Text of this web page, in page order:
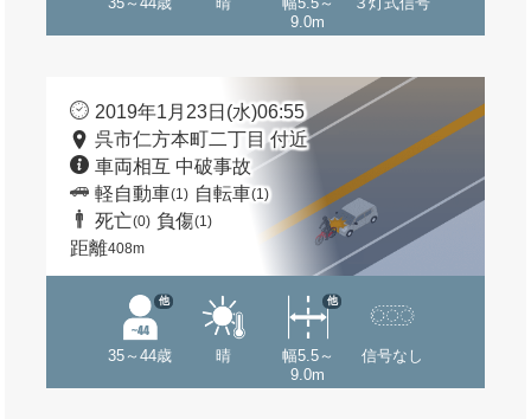
9.0m
2019年1月23日(水)06:55
呉市仁方本町二丁目 付近
車両相互 中破事故
軽自動車(1) 自転車(1)
死亡(0) 負傷(1)
距離408m
35～44歳
他
晴
幅5.5～
9.0m
他
信号なし